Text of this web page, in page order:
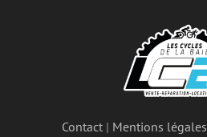
Contact| Mentions légales